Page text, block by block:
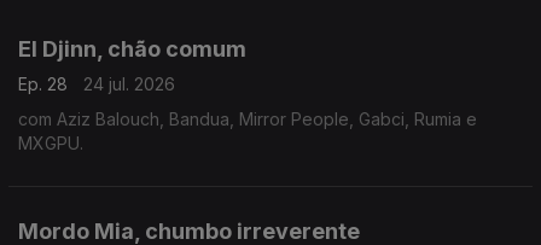
El Djinn, chão comum
Ep. 28
24 jul. 2026
com Aziz Balouch, Bandua, Mirror People, Gabci, Rumia e
MXGPU.
Mordo Mia, chumbo irreverente